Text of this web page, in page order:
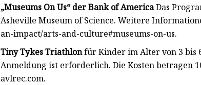
„Museums On Us“ der Bank of AmericaDas
Asheville Museum of Science. Weitere
an-impact/arts-and-culture#museums-on-us.
Tiny Tykes Triathlonfür Kinder im Alter von 3 bis
Anmeldung ist erforderlich. Die Kosten betragen
avlrec.com.